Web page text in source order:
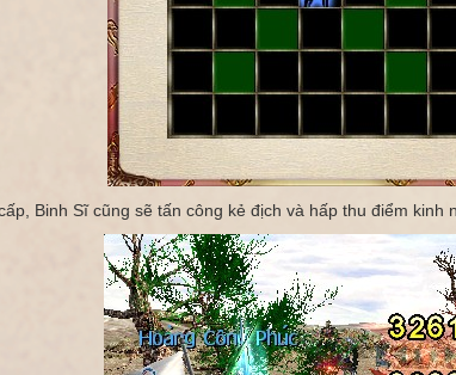
Binh Sĩ cũng sẽ tấn công kẻ địch và hấp thu điểm kinh